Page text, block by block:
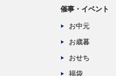
催事・イベント
お中元
お歳暮
おせち
福袋